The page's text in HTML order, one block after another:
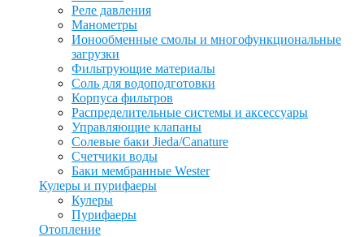
Реле давления
Манометры
Ионообменные смолы и многофункциональные
загрузки
Фильтрующие материалы
Соль для водоподготовки
Корпуса фильтров
Распределительные системы и аксессуары
Управляющие клапаны
Солевые баки Jieda/Canature
Счетчики воды
Баки мембранные Wester
Кулеры и пурифаеры
Кулеры
Пурифаеры
Отопление